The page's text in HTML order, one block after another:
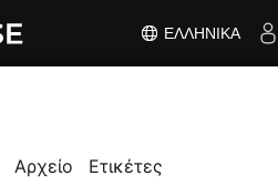
ΕΛΛΗΝΙΚΆ
Αρχείο Ετικέτες